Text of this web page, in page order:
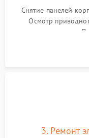
Снятие панелей
Осмотр
амортизаторов.
крестовины на
3. Ремонт